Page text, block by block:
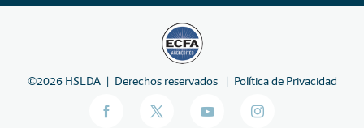
©2026 HSLDA Derechos reservados Política de Privacidad